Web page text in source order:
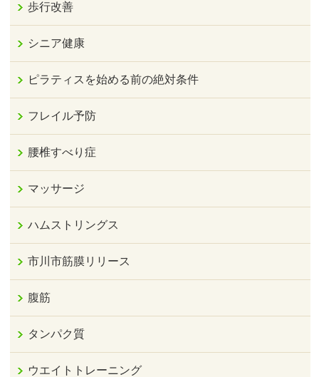
歩行改善
シニア健康
ピラティスを始める前の絶対条件
フレイル予防
腰椎すべり症
マッサージ
ハムストリングス
市川市筋膜リリース
腹筋
タンパク質
ウエイトトレーニング